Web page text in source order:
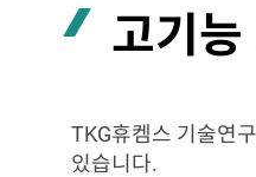
고기
TKG휴켐스 기술연
있습니다.